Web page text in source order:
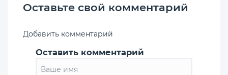
Оставьте свой комментарий
Добавить комментарий
Оставить комментарий